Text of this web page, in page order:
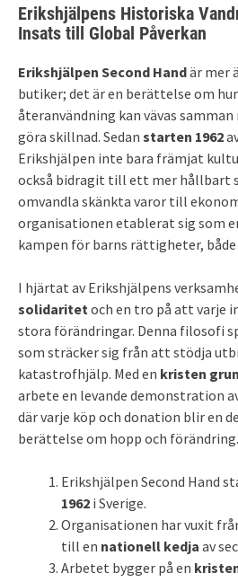
Erikshjälpens Historiska
Insats till Global Påverkan
Erikshjälpen Second Handär mer
butiker; det är en berättelse om
återanvändning kan vävas
göra skillnad. Sedan starten 1962
Erikshjälpen inte bara främjat
också bidragit till ett mer hållbart
omvandla skänkta varor till
organisationen etablerat sig som
kampen för barns rättigheter,
I hjärtat av Erikshjälpens
solidaritet och en tro på att varje
stora förändringar. Denna filosofi
som sträcker sig från att stödja
katastrofhjälp. Med en kristen
arbete en levande demonstration
där varje köp och donation blir en
berättelse om hopp och förändring.
Erikshjälpen Second Hand
1962 i Sverige.
Organisationen har vuxit
till en nationell kedja av
Arbetet bygger på en